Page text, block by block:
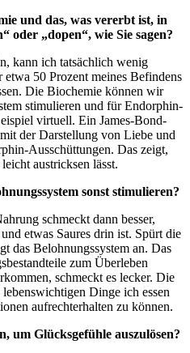
und das, was vererbt ist, in
oder „dopen“, wie Sie sagen?
kann ich tatsächlich wenig
etwa 50 Prozent meines Befindens
Die Biochemie können wir
stimulieren und für Endorphin-
virtuell. Ein James-Bond-
der Darstellung von Liebe und
Ausschüttungen. Das zeigt,
austricksen lässt.
sonst stimulieren?
schmeckt dann besser,
etwas Saures drin ist. Spürt die
das Belohnungssystem an. Das
zum Überleben
schmeckt es lecker. Die
Dinge ich essen
aufrechterhalten zu können.
um Glücksgefühle auszulösen?